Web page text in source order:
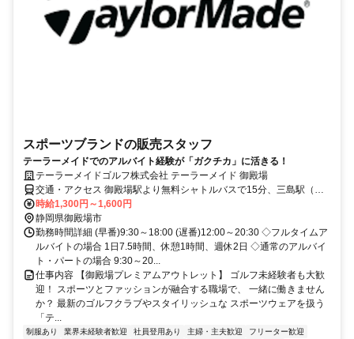
スポーツブランドの販売スタッフ
テーラーメイドでのアルバイト経験が「ガクチカ」に活きる！
テーラーメイドゴルフ株式会社 テーラーメイド 御殿場
交通・アクセス 御殿場駅より無料シャトルバスで15分、三島駅（裾
野駅、岩波駅経由）からバスで60分、裾野市から車で30分、三島市
から車で45分
時給1,300円～1,600円
静岡県御殿場市
勤務時間詳細 (早番)9:30～18:00 (遅番)12:00～20:30 ◇フルタイムア
ルバイトの場合 1日7.5時間、休憩1時間、週休2日 ◇通常のアルバイ
ト・パートの場合 9:30～20...
仕事内容 【御殿場プレミアムアウトレット】 ゴルフ未経験者も大歓
迎！ スポーツとファッションが融合する職場で、 一緒に働きません
か？ 最新のゴルフクラブやスタイリッシュな スポーツウェアを扱う
「テ...
制服あり 業界未経験者歓迎 社員登用あり 主婦・主夫歓迎
フリーター歓迎